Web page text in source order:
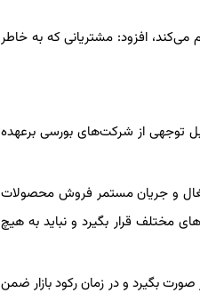
می‌کند، افزود: مشتریانی که به خاطر
توجهی از شرکت‌های بورسی برعهده
و جریان مستمر فروش محصولات
مختلف قرار بگیرد و نباید به هیچ
بگیرد و در زمان رکود بازار ضمن